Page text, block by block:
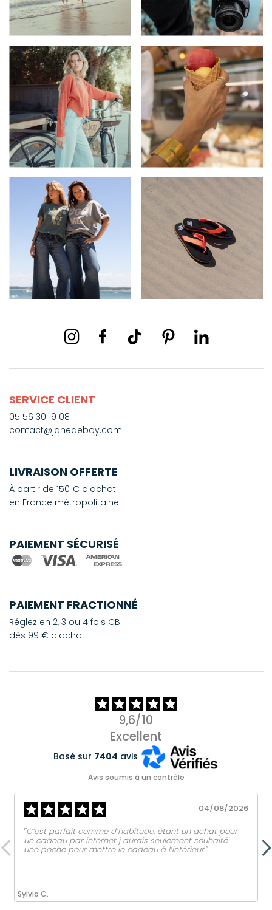
SERVICE CLIENT
05 56 30 19 08
contact@janedeboy.com
LIVRAISON OFFERTE
À partir de 150 € d'achat
en France métropolitaine
PAIEMENT SÉCURISÉ
PAIEMENT FRACTIONNÉ
Réglez en 2, 3 ou 4 fois CB
dès 99 € d'achat
9,6/10
Excellent
Basé sur 7404 avis
Avis soumis à un contrôle
Sylvia C.
04/08/2026
‟C’est parfait comme d’habitude, étant un achat pour
un cadeau par internet j aurais seulement souhaité
une poche pour mettre le cadeau à l’intérieur.ˮ